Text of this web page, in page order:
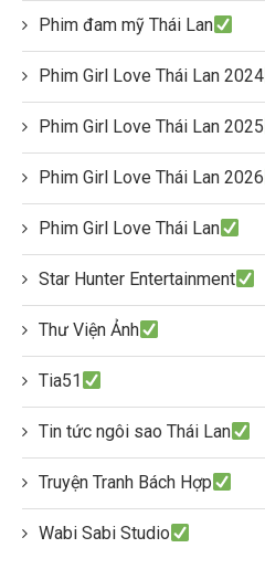
Phim đam mỹ Thái Lan
Phim Girl Love Thái Lan 2024
Phim Girl Love Thái Lan 2025
Phim Girl Love Thái Lan 2026
Phim Girl Love Thái Lan
Star Hunter Entertainment
Thư Viện Ảnh
Tia51
Tin tức ngôi sao Thái Lan
Truyện Tranh Bách Hợp
Wabi Sabi Studio